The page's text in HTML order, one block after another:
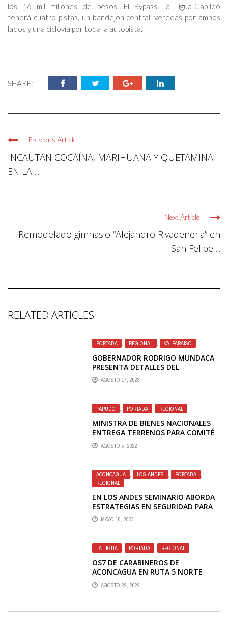
los 16 mil millones de pesos. El Bypass La Ligua-Cabildo
tendrá cuatro pistas, un bandejón central, veredas por ambos
lados y una ciclovía por toda la autopista.
SHARE:
Previous Article
INCAUTAN COCAÍNA, MARIHUANA Y QUETAMINA
EN LA ...
Next Article
Remodelado gimnasio “Alejandro Rivadeneria” en
San Felipe ...
RELATED ARTICLES
PORTADA , REGIONAL , VALPARAÍSO
GOBERNADOR RODRIGO MUNDACA
PRESENTA DETALLES DEL
ANTEPROYECTO DE INVERSIÓN
REGIONAL 2024 A PARLAMENTARIOS
AGOSTO 17, 2023
PAPUDO , PORTADA , REGIONAL
MINISTRA DE BIENES NACIONALES
ENTREGA TERRENOS PARA COMITÉ
DE VIVIENDA EN PAPUDO
AGOSTO 5, 2022
ACONCAGUA LOS ANDES PORTADA
REGIONAL
EN LOS ANDES SEMINARIO ABORDA
ESTRATEGIAS EN SEGURIDAD PARA
EL BIENESTAR DE LA COMUNIDAD
EDUCATIVA
MAYO 10, 2023
LA LIGUA , PORTADA , REGIONAL
OS7 DE CARABINEROS DE
ACONCAGUA EN RUTA 5 NORTE
INCAUTA MÁS DE 70 KILOS DE
MARIHUANA
AGOSTO 22, 2022